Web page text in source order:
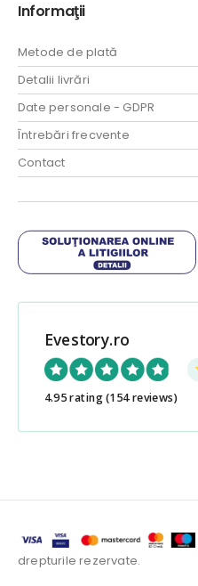
Informaţii
Metode de plată
Detalii livrări
Date personale - GDPR
Întrebări frecvente
Contact
Evestory.ro
4.95 rating(154 reviews)
drepturile rezervate.